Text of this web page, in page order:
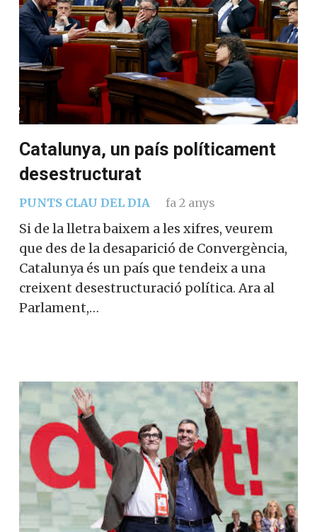
Catalunya, un país políticament
desestructurat
PUNTS CLAU DEL DIA fa 2 anys
Si de la lletra baixem a les xifres, veurem
que des de la desaparició de Convergència,
Catalunya és un país que tendeix a una
creixent desestructuració política. Ara al
Parlament,…